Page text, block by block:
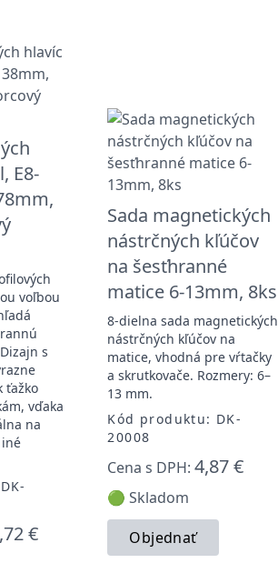
E8-
voľbou
s
ťažko
vďaka
na
€
Sada magnetických
nástrčných kľúčov
na šesťhranné
matice 6-13mm, 8ks
8-dielna sada magnetických
nástrčných kľúčov na
matice, vhodná pre vŕtačky
a skrutkovače. Rozmery: 6–
13 mm.
Kód produktu: DK-
20008
Cena s DPH:4,87 €
🟢 Skladom
Objednať